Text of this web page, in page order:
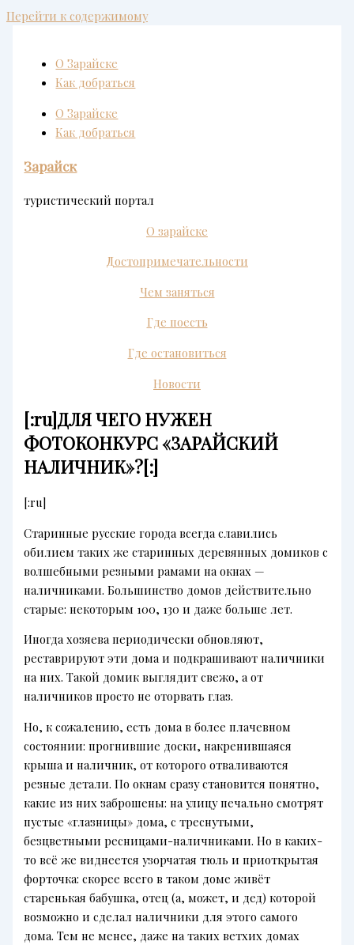
Перейти к содержимому
О Зарайске
Как добраться
О Зарайске
Как добраться
Зарайск
туристический портал
О зарайске
Достопримечательности
Чем заняться
Где поесть
Где остановиться
Новости
[:ru]ДЛЯ ЧЕГО НУЖЕН
ФОТОКОНКУРС «ЗАРАЙСКИЙ
НАЛИЧНИК»?[:]
[:ru]
Старинные русские города всегда славились
обилием таких же старинных деревянных домиков с
волшебными резными рамами на окнах —
наличниками. Большинство домов действительно
старые: некоторым 100, 130 и даже больше лет.
Иногда хозяева периодически обновляют,
реставрируют эти дома и подкрашивают наличники
на них. Такой домик выглядит свежо, а от
наличников просто не оторвать глаз.
Но, к сожалению, есть дома в более плачевном
состоянии: прогнившие доски, накренившаяся
крыша и наличник, от которого отваливаются
резные детали. По окнам сразу становится понятно,
какие из них заброшены: на улицу печально смотрят
пустые «глазницы» дома, с треснутыми,
безцветными ресницами-наличниками. Но в каких-
то всё же виднеется узорчатая тюль и приоткрытая
форточка: скорее всего в таком доме живëт
старенькая бабушка, отец (а, может, и дед) которой
возможно и сделал наличники для этого самого
дома. Тем не менее, даже на таких ветхих домах